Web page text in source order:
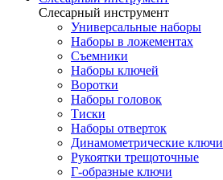
Слесарный инструмент
Универсальные наборы
Наборы в ложементах
Съемники
Наборы ключей
Воротки
Наборы головок
Тиски
Наборы отверток
Динамометрические ключи
Рукоятки трещоточные
Г-образные ключи